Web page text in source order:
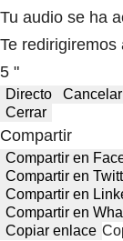
Tu audio se ha
Te redirigiremos
5 "
Directo
Cancelar
Cerrar
Compartir
Compartir en
Compartir en
Compartir en
Compartir en
Copiar enlace